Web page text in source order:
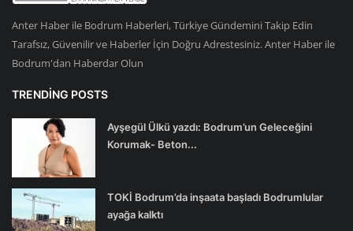
Anter Haber ile Bodrum Haberleri, Türkiye Gündemini Takip Edin
Tarafsız, Güvenilir ve Haberler İçin Doğru Adrestesiniz. Anter Haber ile
Bodrum'dan Haberdar Olun
TRENDING POSTS
Ayşegül Ülkü yazdı: Bodrum’un Geleceğini
Korumak- Beton...
TOKİ Bodrum’da inşaata başladı Bodrumlular
ayağa kalktı